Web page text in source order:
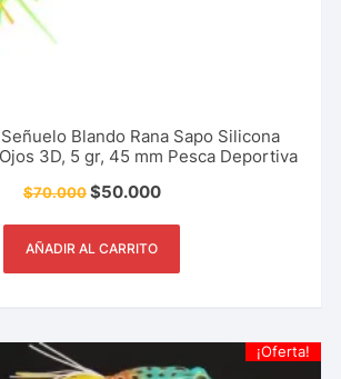
Blando Rana Sapo Silicona
3D, 5 gr, 45 mm Pesca Deportiva
$70.000$50.000
AÑADIR AL CARRITO
¡Oferta!